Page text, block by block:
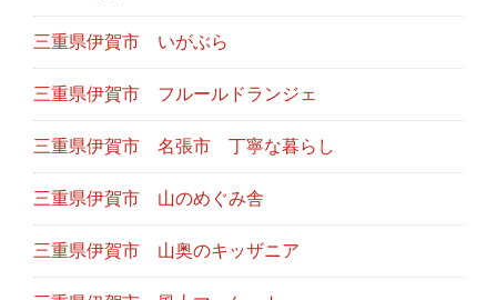
三重県伊賀市 いがぶら
三重県伊賀市 フルールドランジェ
三重県伊賀市 名張市 丁寧な暮らし
三重県伊賀市 山のめぐみ舎
三重県伊賀市 山奥のキッザニア